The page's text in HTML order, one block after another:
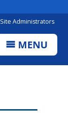
Site Administrators
MENU